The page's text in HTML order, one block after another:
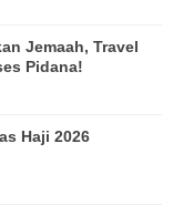
Jemaah, Travel
Pidana!
Haji 2026